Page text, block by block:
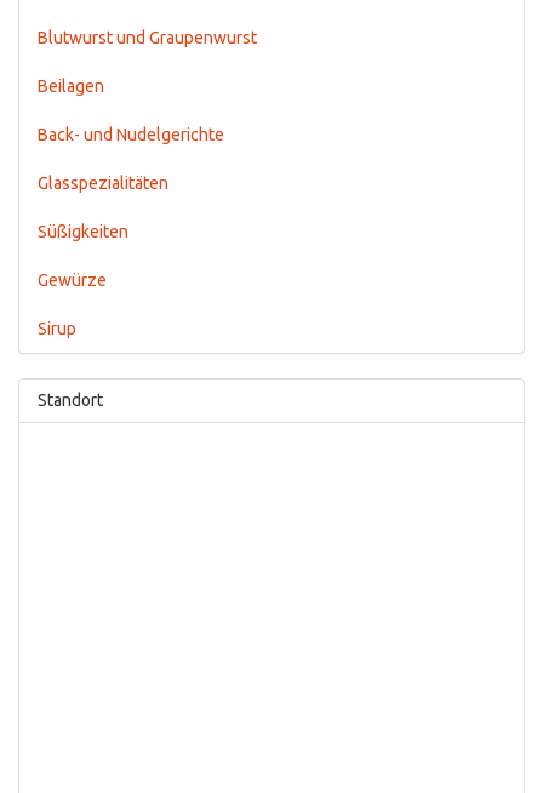
Blutwurst und Graupenwurst
Beilagen
Back- und Nudelgerichte
Glasspezialitäten
Süßigkeiten
Gewürze
Sirup
Standort